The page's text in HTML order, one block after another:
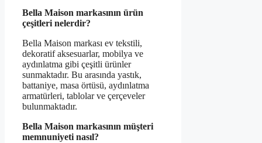
Bella Maison markasının ürün
çeşitleri nelerdir?
Bella Maison markası ev tekstili,
dekoratif aksesuarlar, mobilya ve
aydınlatma gibi çeşitli ürünler
sunmaktadır. Bu arasında yastık,
battaniye, masa örtüsü, aydınlatma
armatürleri, tablolar ve çerçeveler
bulunmaktadır.
Bella Maison markasının müşteri
memnuniyeti nasıl?